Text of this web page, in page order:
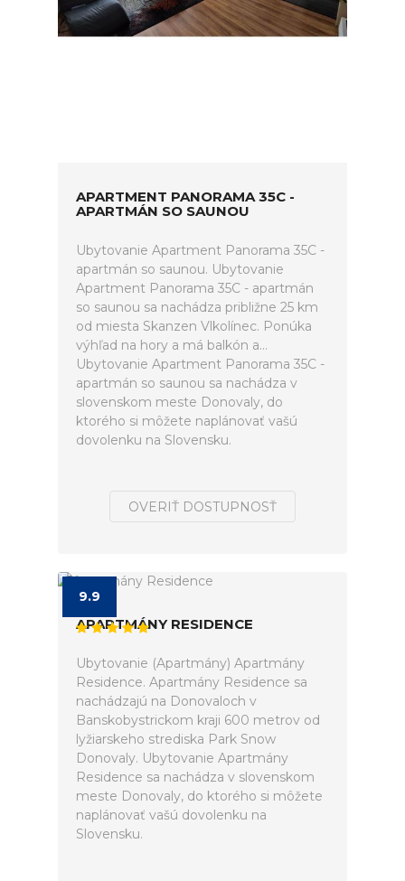
APARTMENT PANORAMA 35C -
APARTMÁN SO SAUNOU
Ubytovanie Apartment Panorama 35C -
apartmán so saunou. Ubytovanie
Apartment Panorama 35C - apartmán
so saunou sa nachádza približne 25 km
od miesta Skanzen Vlkolínec. Ponúka
výhľad na hory a má balkón a...
Ubytovanie Apartment Panorama 35C -
apartmán so saunou sa nachádza v
slovenskom meste Donovaly, do
ktorého si môžete naplánovať vašú
dovolenku na Slovensku.
OVERIŤ DOSTUPNOSŤ
9.9
APARTMÁNY RESIDENCE
Ubytovanie (Apartmány) Apartmány
Residence. Apartmány Residence sa
nachádzajú na Donovaloch v
Banskobystrickom kraji 600 metrov od
lyžiarskeho strediska Park Snow
Donovaly. Ubytovanie Apartmány
Residence sa nachádza v slovenskom
meste Donovaly, do ktorého si môžete
naplánovať vašú dovolenku na
Slovensku.